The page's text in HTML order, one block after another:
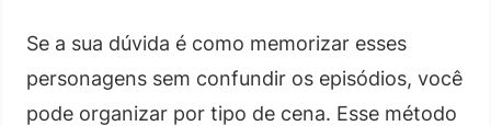
Se a sua dúvida é como memorizar esses
personagens sem confundir os episódios, você
pode organizar por tipo de cena. Esse método